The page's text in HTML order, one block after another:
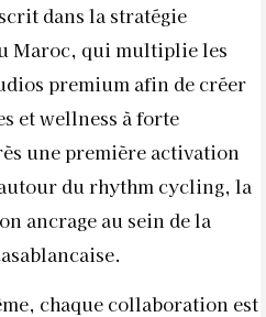
dans la stratégie
Maroc, qui multiplie les
premium afin de créer
et wellness à forte
une première activation
du rhythm cycling, la
ancrage au sein de la
chaque collaboration est